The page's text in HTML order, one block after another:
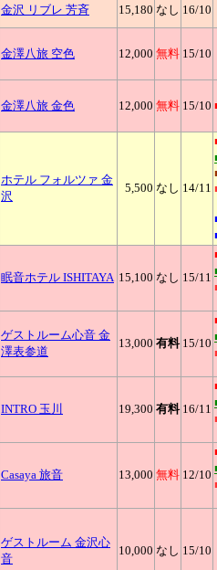
金沢 リブレ 芳斉 15,180 なし 16/10
金澤八旅 空色 12,000 無料 15/10
金澤八旅 金色 12,000 無料 15/10
ホテル フォルツァ 金
沢
5,500 なし 14/11
眠音ホテル ISHITAYA 15,100 なし 15/11
ゲストルーム心音 金
澤表参道
13,000 有料 15/10
INTRO 玉川 19,300 有料 16/11
Casaya 旅音 13,000 無料 12/10
ゲストルーム 金沢心
音
10,000 なし 15/10